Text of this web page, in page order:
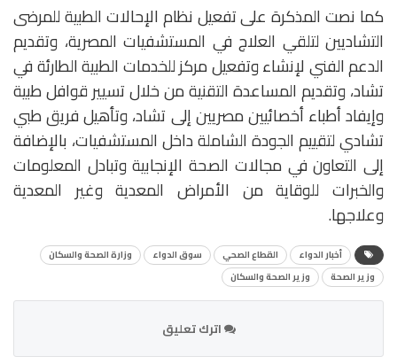
كما نصت المذكرة على تفعيل نظام الإحالات الطبية للمرضى
التشاديين لتلقي العلاج في المستشفيات المصرية، وتقديم
الدعم الفني لإنشاء وتفعيل مركز للخدمات الطبية الطارئة في
تشاد، وتقديم المساعدة التقنية من خلال تسيير قوافل طبية
وإيفاد أطباء أخصائيين مصريين إلى تشاد، وتأهيل فريق طبي
تشادي لتقييم الجودة الشاملة داخل المستشفيات، بالإضافة
إلى التعاون في مجالات الصحة الإنجابية وتبادل المعلومات
والخبرات للوقاية من الأمراض المعدية وغير المعدية
وعلاجها.
أخبار الدواء القطاع الصحي سوق الدواء
وزارة الصحة والسكان
وزير الصحة
وزير الصحة والسكان
اترك تعليق